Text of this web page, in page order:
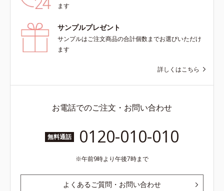
ます
サンプルプレゼント
サンプルはご注文商品の合計個数までお選びいただけ
ます
詳しくはこちら
お電話でのご注文・お問い合わせ
無料通話 0120-010-010
午前9時より午後7時まで
よくあるご質問・お問い合わせ